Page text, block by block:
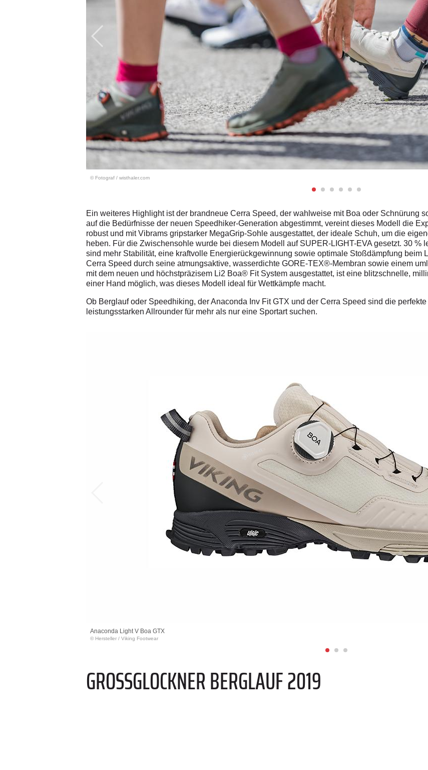
© Fotograf / wisthaler.com
Ein weiteres Highlight ist der brandneue Cerra Speed, der wahlweise mit Boa oder Schnürung
auf die Bedürfnisse der neuen Speedhiker-Generation abgestimmt, vereint dieses Modell die
robust und mit Vibrams gripstarker MegaGrip-Sohle ausgestattet, der ideale Schuh, um die
heben. Für die Zwischensohle wurde bei diesem Modell auf SUPER-LIGHT-EVA gesetzt. 30 %
sind mehr Stabilität, eine kraftvolle Energierückgewinnung sowie optimale Stoßdämpfung beim
Cerra Speed durch seine atmungsaktive, wasserdichte GORE-TEX®-Membran sowie einem
mit dem neuen und höchstpräzisem Li2 Boa® Fit System ausgestattet, ist eine blitzschnelle,
einer Hand möglich, was dieses Modell ideal für Wettkämpfe macht.
Ob Berglauf oder Speedhiking, der Anaconda Inv Fit GTX und der Cerra Speed sind die
leistungsstarken Allrounder für mehr als nur eine Sportart suchen.
Anaconda Light V Boa GTX
© Hersteller / Viking Footwear
GROSSGLOCKNER BERGLAUF 2019